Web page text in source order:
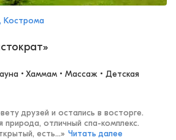
Кострома
• Хаммам • Массаж • Детская
друзей и остались в восторге.
природа, отличный спа-комплекс.
есть...» Читать далее